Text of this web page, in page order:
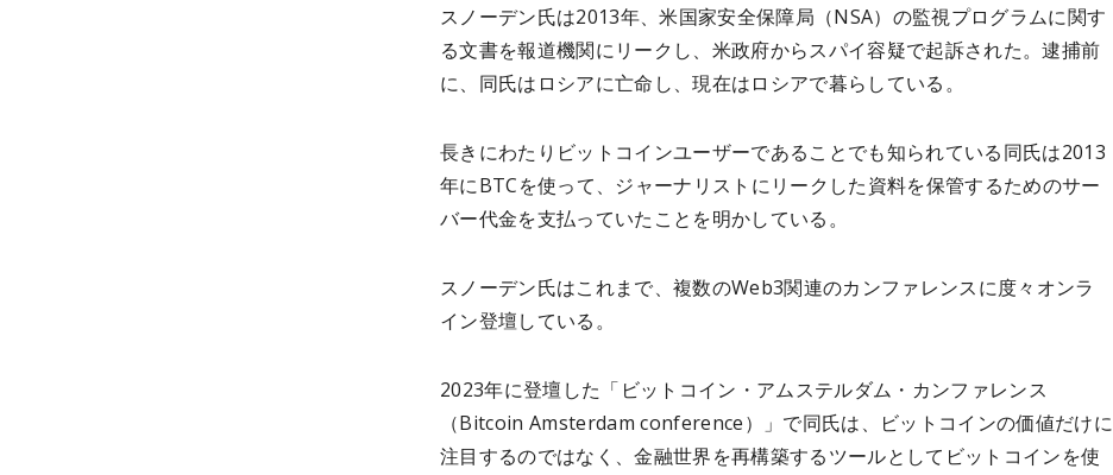
スノーデン氏は2013年、米国家安全保障局（NSA）の監視プログラムに関す
る文書を報道機関にリークし、米政府からスパイ容疑で起訴された。逮捕前
に、同氏はロシアに亡命し、現在はロシアで暮らしている。
長きにわたりビットコインユーザーであることでも知られている同氏は2013
年にBTCを使って、ジャーナリストにリークした資料を保管するためのサー
バー代金を支払っていたことを明かしている。
スノーデン氏はこれまで、複数のWeb3関連のカンファレンスに度々オンラ
イン登壇している。
2023年に登壇した「ビットコイン・アムステルダム・カンファレンス
（Bitcoin Amsterdam conference）」で同氏は、ビットコインの価値だけに
注目するのではなく、金融世界を再構築するツールとしてビットコインを使